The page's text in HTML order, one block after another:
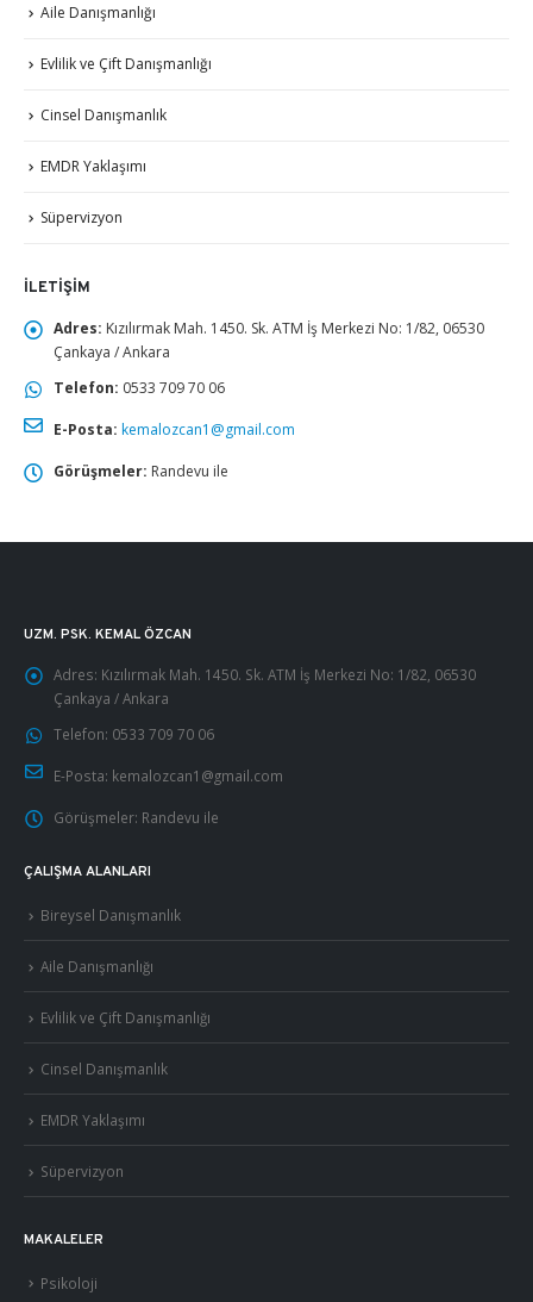
Aile Danışmanlığı
Evlilik ve Çift Danışmanlığı
Cinsel Danışmanlık
EMDR Yaklaşımı
Süpervizyon
İLETIŞIM
Adres: Kızılırmak Mah. 1450. Sk. ATM İş Merkezi No: 1/82, 06530
Çankaya / Ankara
Telefon: 0533 709 70 06
E-Posta: kemalozcan1@gmail.com
Görüşmeler: Randevu ile
UZM. PSK. KEMAL ÖZCAN
Adres: Kızılırmak Mah. 1450. Sk. ATM İş Merkezi No: 1/82, 06530
Çankaya / Ankara
Telefon: 0533 709 70 06
E-Posta: kemalozcan1@gmail.com
Görüşmeler: Randevu ile
ÇALIŞMA ALANLARI
Bireysel Danışmanlık
Aile Danışmanlığı
Evlilik ve Çift Danışmanlığı
Cinsel Danışmanlık
EMDR Yaklaşımı
Süpervizyon
MAKALELER
Psikoloji